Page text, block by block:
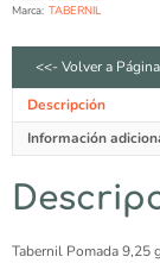
Marca: TABERNIL
<<- Volver a
Descripción
Información
Tabernil Pomada 9,25 g